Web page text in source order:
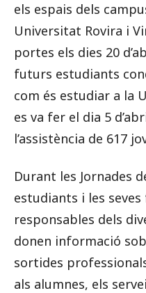
els espais dels
Universitat Rovira i
portes els dies 20
futurs estudiants
com és estudiar a la
es va fer el dia 5
l’assistència de 617
Durant les Jornades
estudiants i les
responsables dels
donen informació
sortides
als alumnes, els